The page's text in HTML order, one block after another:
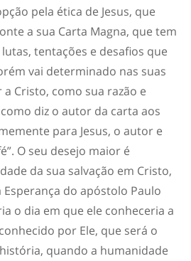
pela ética de Jesus, que
a sua Carta Magna, que tem
tentações e desafios que
vai determinado nas suas
Cristo, como sua razão e
diz o autor da carta aos
para Jesus, o autor e
O seu desejo maior é
da sua salvação em Cristo,
do apóstolo Paulo
o dia em que ele conheceria a
por Ele, que será o
quando a humanidade